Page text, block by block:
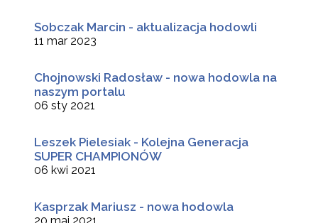
Sobczak Marcin - aktualizacja hodowli
11 mar 2023
Chojnowski Radosław - nowa hodowla na
naszym portalu
06 sty 2021
Leszek Pielesiak - Kolejna Generacja
SUPER CHAMPIONÓW
06 kwi 2021
Kasprzak Mariusz - nowa hodowla